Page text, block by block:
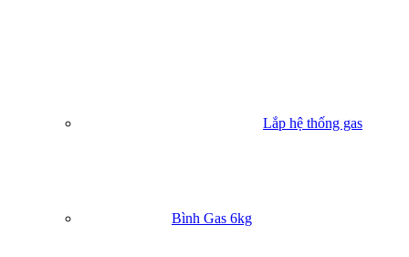
toàn và tiết kiệm gas này? Hãy liên hệ ngay với chúng tôi để
Lắp hệ thống gas
Bình Gas 6kg